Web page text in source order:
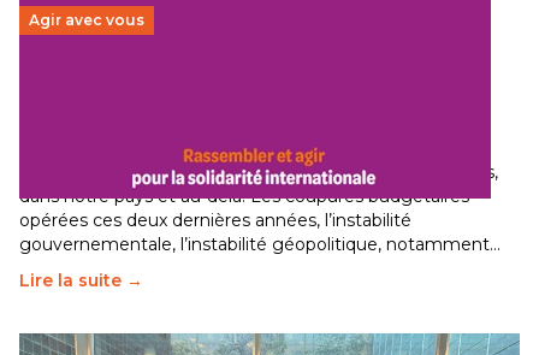
Agir avec vous
Le secteur humanitaire connaît des difficultés profondes,
dans notre pays et au-delà. Les coupures budgétaires
opérées ces deux dernières années, l’instabilité
gouvernementale, l’instabilité géopolitique, notamment…
Lire la suite →